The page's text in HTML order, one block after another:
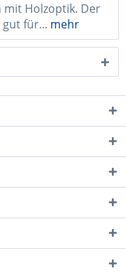
mit Holzoptik. Der
für... mehr